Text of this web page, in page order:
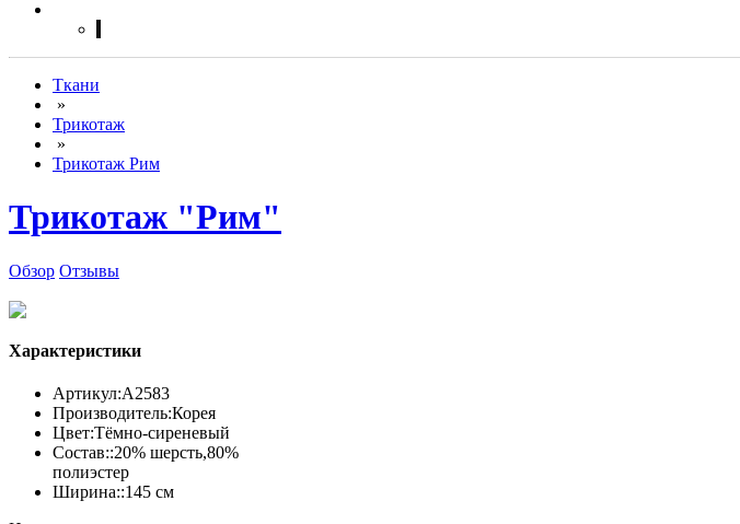
Ткани
»
Трикотаж
»
Трикотаж Рим
Трикотаж "Рим"
Обзор Отзывы
Характеристики
Артикул:А2583
Производитель:Корея
Цвет:Тёмно-сиреневый
Состав::20% шерсть,80%
полиэстер
Ширина::145 см